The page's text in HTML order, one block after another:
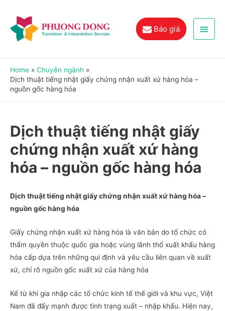
Main
Báo giá
Home
Chuyên ngành
Dịch thuật tiếng nhật giấy chứng nhận xuất xứ hàng hóa –
nguồn gốc hàng hóa
Dịch thuật tiếng nhật giấy
chứng nhận xuất xứ hàng
hóa – nguồn gốc hàng hóa
Dịch thuật tiếng nhật giấy chứng nhận xuất xứ hàng hóa –
nguồn gốc hàng hóa
Giấy chứng nhận xuất xứ hàng hóa là văn bản do tổ chức có
thẩm quyền thuộc quốc gia hoặc vùng lãnh thổ xuất khẩu hàng
hóa cấp dựa trên những qui định và yêu cầu liên quan về xuất
xứ, chỉ rõ nguồn gốc xuất xứ của hàng hóa
Kể từ khi gia nhập các tổ chức kinh tế thế giới và khu vực, Việt
Nam đã đẩy mạnh được tình trạng xuất – nhập khẩu. Hiện nay,